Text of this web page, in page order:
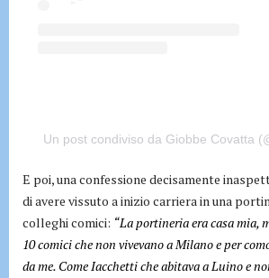
Un post condiviso da Giobbe Covatta
E poi, una confessione decisamente
di avere vissuto a inizio carriera in una
colleghi comici: “La portineria era casa mia,
10 comici che non vivevano a Milano e per
da me. Come Iacchetti che abitava a Luino e